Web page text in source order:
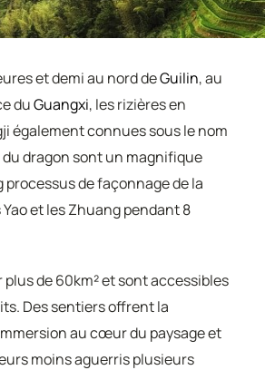
et demi au nord deGuilin, au
duGuangxi, les rizières en
également connues sous le nom
du dragon sont un magnifique
de façonnage de la
et les Zhuang pendant 8
plus de 60km² et sont accessibles
Des sentiers offrent la
au cœur du paysage et
moins aguerris plusieurs